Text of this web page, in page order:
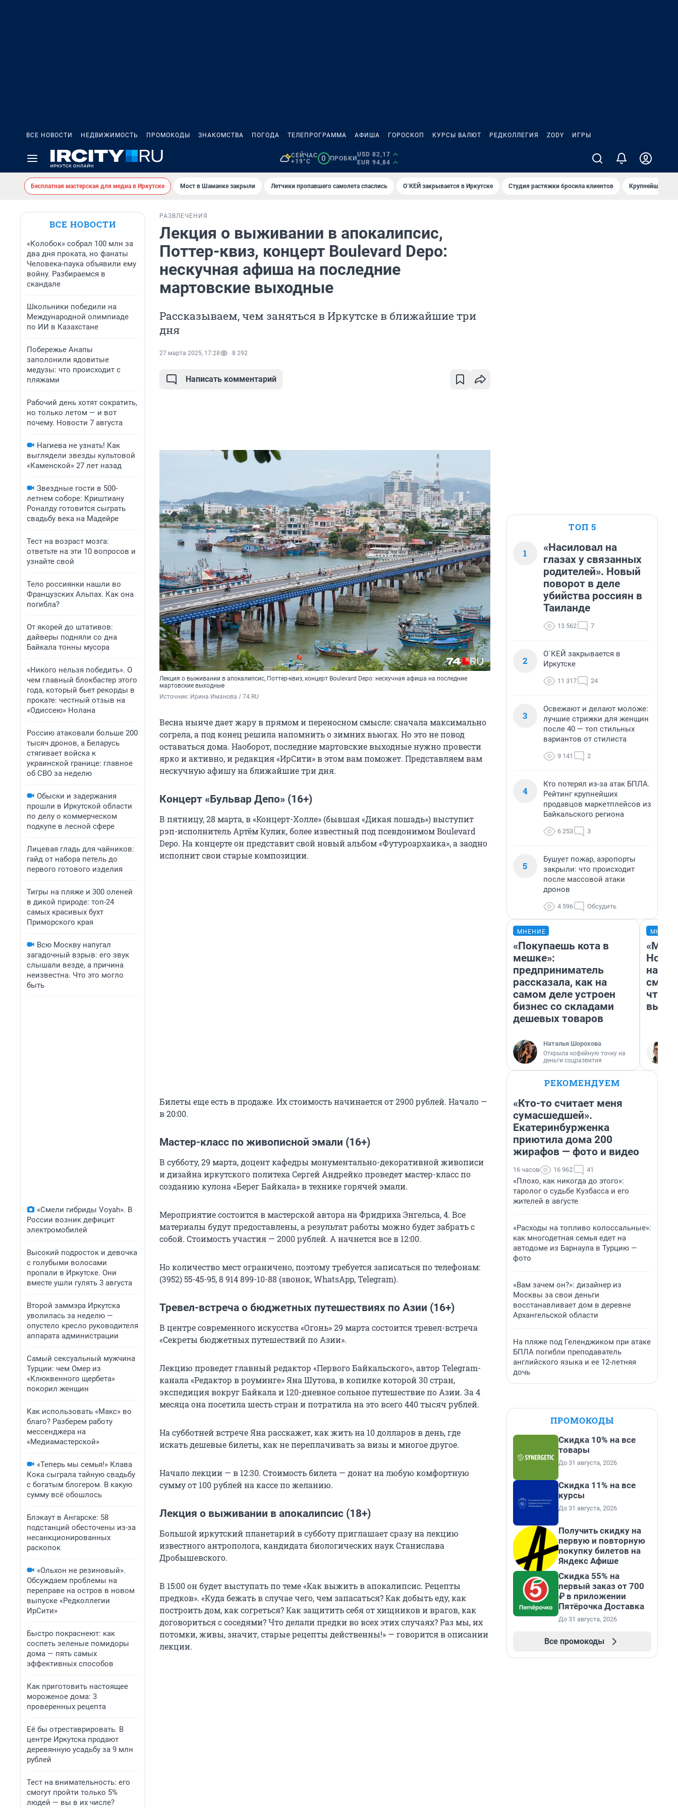
ВСЕ НОВОСТИ НЕДВИЖИМОСТЬ ПРОМОКОДЫ ЗНАКОМСТВА ПОГОДА ТЕЛЕПРОГРАММА АФИША ГОРОСКОП КУРСЫ ВАЛЮТ РЕДКОЛЛЕГИЯ ZODY ИГРЫ
СЕЙЧАС
+19°C
0 ПРОБКИ
USD 82,17
EUR 94,84
Бесплатная мастерская для медиа в Иркутске Мост в Шаманке закрыли Летчики пропавшего самолета спаслись О`КЕЙ закрывается в Иркутске Студия растяжки бросила клиентов Крупнейшие
ВСЕ НОВОСТИ
«Колобок» собрал 100 млн за
два дня проката, но фанаты
Человека-паука объявили ему
войну. Разбираемся в
скандале
Школьники победили на
Международной олимпиаде
по ИИ в Казахстане
Побережье Анапы
заполонили ядовитые
медузы: что происходит с
пляжами
Рабочий день хотят сократить,
но только летом — и вот
почему. Новости 7 августа
Нагиева не узнать! Как
выглядели звезды культовой
«Каменской» 27 лет назад
Звездные гости в 500-
летнем соборе: Криштиану
Роналду готовится сыграть
свадьбу века на Мадейре
Тест на возраст мозга:
ответьте на эти 10 вопросов и
узнайте свой
Тело россиянки нашли во
Французских Альпах. Как она
погибла?
От якорей до штативов:
дайверы подняли со дна
Байкала тонны мусора
«Никого нельзя победить». О
чем главный блокбастер этого
года, который бьет рекорды в
прокате: честный отзыв на
«Одиссею» Нолана
Россию атаковали больше 200
тысяч дронов, а Беларусь
стягивает войска к
украинской границе: главное
об СВО за неделю
Обыски и задержания
прошли в Иркутской области
по делу о коммерческом
подкупе в лесной сфере
Лицевая гладь для чайников:
гайд от набора петель до
первого готового изделия
Тигры на пляже и 300 оленей
в дикой природе: топ-24
самых красивых бухт
Приморского края
Всю Москву напугал
загадочный взрыв: его звук
слышали везде, а причина
неизвестна. Что это могло
быть
«Смели гибриды Voyah». В
России возник дефицит
электромобилей
Высокий подросток и девочка
с голубыми волосами
пропали в Иркутске. Они
вместе ушли гулять 3 августа
Второй заммэра Иркутска
уволилась за неделю —
опустело кресло руководителя
аппарата администрации
Самый сексуальный мужчина
Турции: чем Омер из
«Клюквенного щербета»
покорил женщин
Как использовать «Макс» во
благо? Разберем работу
мессенджера на
«Медиамастерской»
«Теперь мы семья!» Клава
Кока сыграла тайную свадьбу
с богатым блогером. В какую
сумму всё обошлось
Блэкаут в Ангарске: 58
подстанций обесточены из-за
несанкционированных
раскопок
«Ольхон не резиновый».
Обсуждаем проблемы на
переправе на остров в новом
выпуске «Редколлегии
ИрСити»
Быстро покраснеют: как
соспеть зеленые помидоры
дома — пять самых
эффективных способов
Как приготовить настоящее
мороженое дома: 3
проверенных рецепта
Её бы отреставрировать. В
центре Иркутска продают
деревянную усадьбу за 9 млн
рублей
Тест на внимательность: его
смогут пройти только 5%
людей — вы в их числе?
РАЗВЛЕЧЕНИЯ
Лекция о выживании в апокалипсис,
Поттер-квиз, концерт Boulevard Depo:
нескучная афиша на последние
мартовские выходные
Рассказываем, чем заняться в Иркутске в ближайшие три
дня
27 марта 2025, 17:28 8 292
Написать комментарий
Лекция о выживании в апокалипсис, Поттер-квиз, концерт Boulevard Depo: нескучная афиша на последние
мартовские выходные
Источник: Ирина Иманова / 74.RU
Весна нынче дает жару в прямом и переносном смысле: сначала максимально
согрела, а под конец решила напомнить о зимних вьюгах. Но это не повод
оставаться дома. Наоборот, последние мартовские выходные нужно провести
ярко и активно, и редакция «ИрСити» в этом вам поможет. Представляем вам
нескучную афишу на ближайшие три дня.
Концерт «Бульвар Депо» (16+)
В пятницу, 28 марта, в «Концерт-Холле» (бывшая «Дикая лошадь») выступит
рэп-исполнитель Артём Кулик, более известный под псевдонимом Boulevard
Depo. На концерте он представит свой новый альбом «Футуроархаика», а заодно
исполнит свои старые композиции.
Билеты еще есть в продаже. Их стоимость начинается от 2900 рублей. Начало —
в 20:00.
Мастер-класс по живописной эмали (16+)
В субботу, 29 марта, доцент кафедры монументально-декоративной живописи
и дизайна иркутского политеха Сергей Андрейко проведет мастер-класс по
созданию кулона «Берег Байкала» в технике горячей эмали.
Мероприятие состоится в мастерской автора на Фридриха Энгельса, 4. Все
материалы будут предоставлены, а результат работы можно будет забрать с
собой. Стоимость участия — 2000 рублей. А начнется все в 12:00.
Но количество мест ограничено, поэтому требуется записаться по телефонам:
(3952) 55-45-95, 8 914 899-10-88 (звонок, WhatsApp, Telegram).
Тревел-встреча о бюджетных путешествиях по Азии (16+)
В центре современного искусства «Огонь» 29 марта состоится тревел-встреча
«Секреты бюджетных путешествий по Азии».
Лекцию проведет главный редактор «Первого Байкальского», автор Telegram-
канала «Редактор в роуминге» Яна Шутова, в копилке которой 30 стран,
экспедиция вокруг Байкала и 120-дневное сольное путешествие по Азии. За 4
месяца она посетила шесть стран и потратила на это всего 440 тысяч рублей.
На субботней встрече Яна расскажет, как жить на 10 долларов в день, где
искать дешевые билеты, как не переплачивать за визы и многое другое.
Начало лекции — в 12:30. Стоимость билета — донат на любую комфортную
сумму от 100 рублей на кассе по желанию.
Лекция о выживании в апокалипсис (18+)
Большой иркутский планетарий в субботу приглашает сразу на лекцию
известного антрополога, кандидата биологических наук Станислава
Дробышевского.
В 15:00 он будет выступать по теме «Как выжить в апокалипсис. Рецепты
предков». «Куда бежать в случае чего, чем запасаться? Как добыть еду, как
построить дом, как согреться? Как защитить себя от хищников и врагов, как
договориться с соседями? Что делали предки во всех этих случаях? Раз мы, их
потомки, живы, значит, старые рецепты действенны!» — говорится в описании
лекции.
ТОП 5
1
«Насиловал на
глазах у связанных
родителей». Новый
поворот в деле
убийства россиян в
Таиланде
13 562 7
2
О`КЕЙ закрывается в
Иркутске
11 317 24
3
Освежают и делают моложе:
лучшие стрижки для женщин
после 40 — топ стильных
вариантов от стилиста
9 141 2
4
Кто потерял из-за атак БПЛА.
Рейтинг крупнейших
продавцов маркетплейсов из
Байкальского региона
6 253 3
5
Бушует пожар, аэропорты
закрыли: что происходит
после массовой атаки
дронов
4 596 Обсудить
МНЕНИЕ
«Покупаешь кота в
мешке»:
предприниматель
рассказала, как на
самом деле устроен
бизнес со складами
дешевых товаров
Наталья Шорохова
Открыла кофейную точку на
деньги соцразвития
«Мы
РЕКОМЕНДУЕМ
«Кто-то считает меня
сумасшедшей».
Екатеринбурженка
приютила дома 200
жирафов — фото и видео
16 часов 16 962 41
«Плохо, как никогда до этого»:
таролог о судьбе Кузбасса и его
жителей в августе
«Расходы на топливо колоссальные»:
как многодетная семья едет на
автодоме из Барнаула в Турцию —
фото
«Вам зачем он?»: дизайнер из
Москвы за свои деньги
восстанавливает дом в деревне
Архангельской области
На пляже под Геленджиком при атаке
БПЛА погибли преподаватель
английского языка и ее 12-летняя
дочь
ПРОМОКОДЫ
Скидка 10% на все
товары
До 31 августа, 2026
Скидка 11% на все
курсы
До 31 августа, 2026
Получить скидку на
первую и повторную
покупку билетов на
Яндекс Афише
Скидка 55% на
первый заказ от 700
₽ в приложении
Пятёрочка Доставка
До 31 августа, 2026
Все промокоды